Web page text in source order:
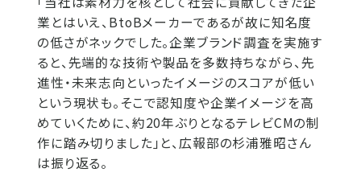
業とはいえ、BtoBメーカーであるが故に知名度
の低さがネックでした。企業ブランド調査を実施す
ると、先端的な技術や製品を多数持ちながら、先
進性・未来志向といったイメージのスコアが低い
という現状も。そこで認知度や企業イメージを高
めていくために、約20年ぶりとなるテレビCMの制
作に踏み切りました」と、広報部の杉浦雅昭さん
は振り返る。